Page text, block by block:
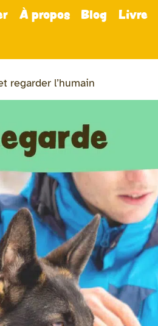
À propos Blog Livre
regarder l’humain